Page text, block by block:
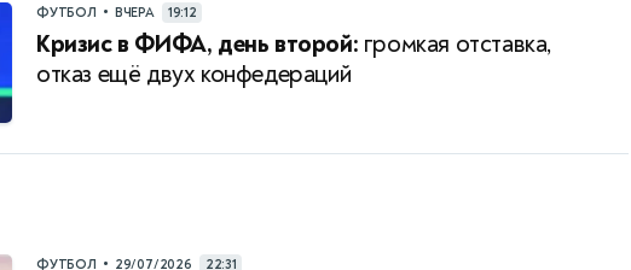
ФУТБОЛ • ВЧЕРА 19:12
Кризис в ФИФА, день второй: громкая отставка,
отказ ещё двух конфедераций
ФУТБОЛ • 29/07/2026 22:31